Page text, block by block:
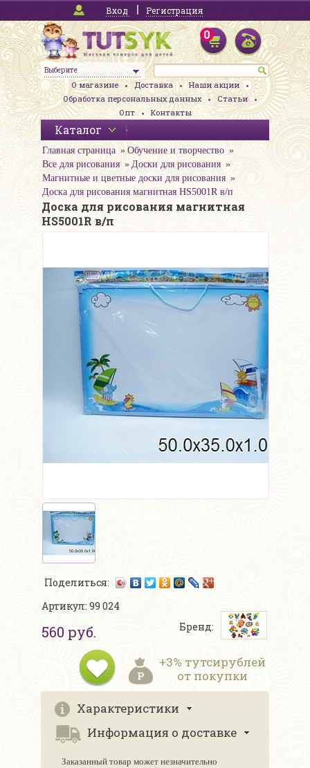
Вход Регистрация
Выберите
0
О магазине Доставка
Наши акции
Обработка персональных данных
Статьи
Опт
Контакты
Каталог
Главная страница
Обучение и творчество
Все для рисования
Доски для рисования
Магнитные и цветные доски для рисования
Доска для рисования магнитная HS5001R в/п
Доска для рисования магнитная
HS5001R в/п
Поделиться:
Артикул: 99 024
560 руб. Бренд:
+3% тутсирублей
от покупки
Характеристики
Информация о доставке
Заказанный товар может незначительно